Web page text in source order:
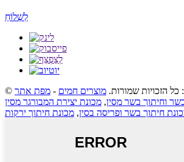
לִשְׁלוֹחַ
מוצרים חמים - מפת אתר
וחיתוך בשר מסין, מכונת יצירת המבורגר מסין
חיתוך בשר ופריסה בסין, מכונת חיתוך ירקות